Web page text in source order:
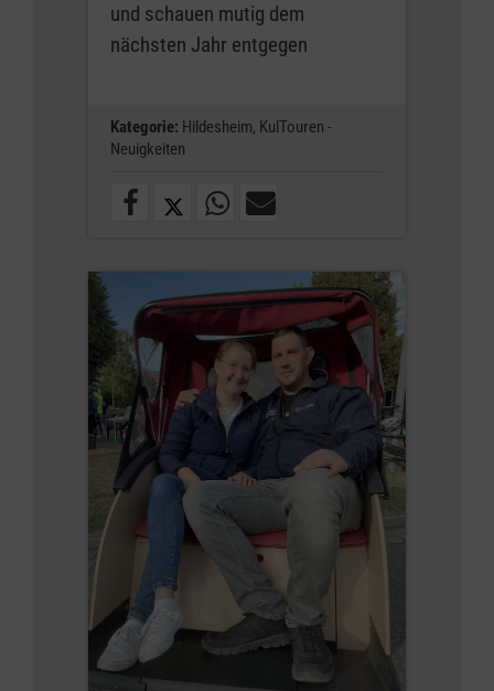
und schauen mutig dem
nächsten Jahr entgegen
Kategorie: Hildesheim, KulTouren -
Neuigkeiten